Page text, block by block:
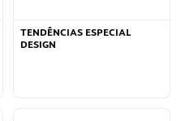
TENDÊNCIAS ESPECIAL
DESIGN